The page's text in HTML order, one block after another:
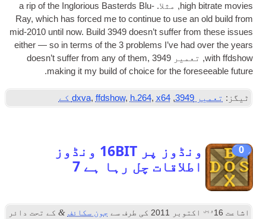
high, مثلا.a rip of the Inglori­ous Bas­terds Blu-
Ray, which has forced me to con­tin­ue to use
mid-2010 until now. Build3949does­n’t suf­fer
either — so in terms of the3prob­lems I’ve had
3949
does­n’t suf­fer from any of them,
mak­ing it my build of choice for the
.
,
dxva,ffdshow, h.264, x64 کے
ونڈوز پر 16BIT ونڈوز
چل رہا ہے 7
2011 کی طرف سے جون سکائف &کے تحت دائر